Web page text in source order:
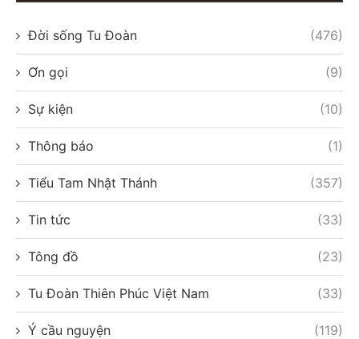
Đời sống Tu Đoàn (476)
Ơn gọi (9)
Sự kiện (10)
Thông báo (1)
Tiểu Tam Nhật Thánh (357)
Tin tức (33)
Tông đồ (23)
Tu Đoàn Thiên Phúc Việt Nam (33)
Ý cầu nguyện (119)